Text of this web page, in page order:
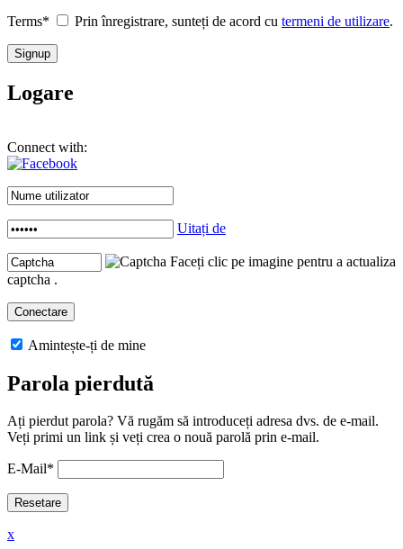
Terms* Prin înregistrare, sunteți de acord cu termeni de utilizare.
Logare
Connect with:
Uitați de
Faceți clic pe imagine pentru a actualiza
captcha .
Amintește-ți de mine
Parola pierdută
Ați pierdut parola? Vă rugăm să introduceți adresa dvs. de e-mail.
Veți primi un link și veți crea o nouă parolă prin e-mail.
E-Mail*
x